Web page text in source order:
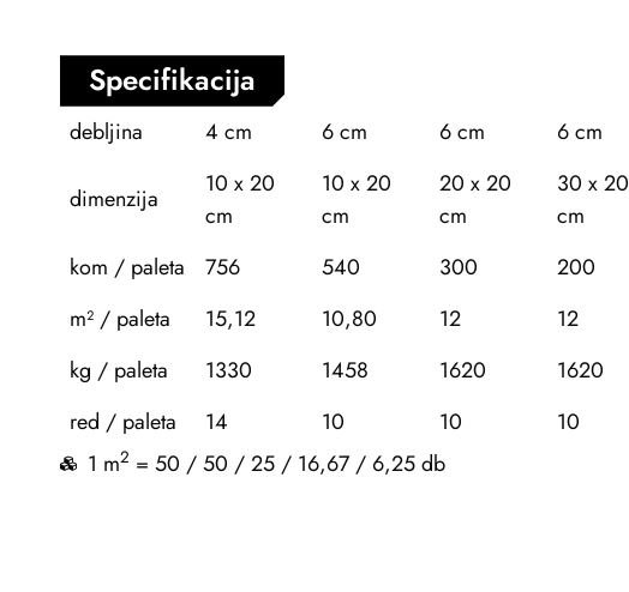
Specifikacija
debljina 4 cm 6 cm 6 cm 6 cm
dimenzija
10 x 20
cm
10 x 20
cm
20 x 20
cm
30 x 20
cm
kom / paleta
756 540 300 200
m² / paleta
15,12 10,80 12 12
kg / paleta
1330 1458 1620 1620
red / paleta
14 10 10 10
1 m2 = 50 / 50 / 25 / 16,67 / 6,25 db